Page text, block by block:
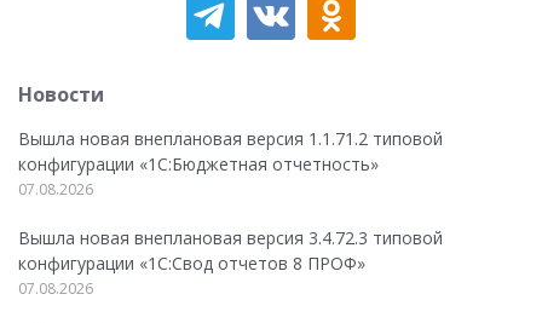
Новости
Вышла новая внеплановая версия 1.1.71.2 типовой
конфигурации «1C:Бюджетная отчетность»
07.08.2026
Вышла новая внеплановая версия 3.4.72.3 типовой
конфигурации «1C:Свод отчетов 8 ПРОФ»
07.08.2026